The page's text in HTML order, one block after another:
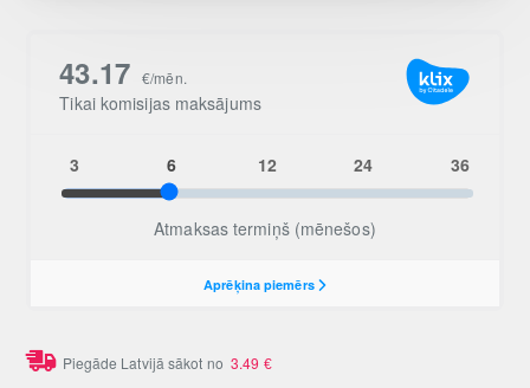
Piegāde Latvijā sākot no3.49 €